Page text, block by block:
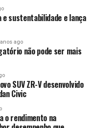
sustentabilidade e lança
ago
não pode ser mais
SUV ZR-V desenvolvido
Civic
o rendimento na